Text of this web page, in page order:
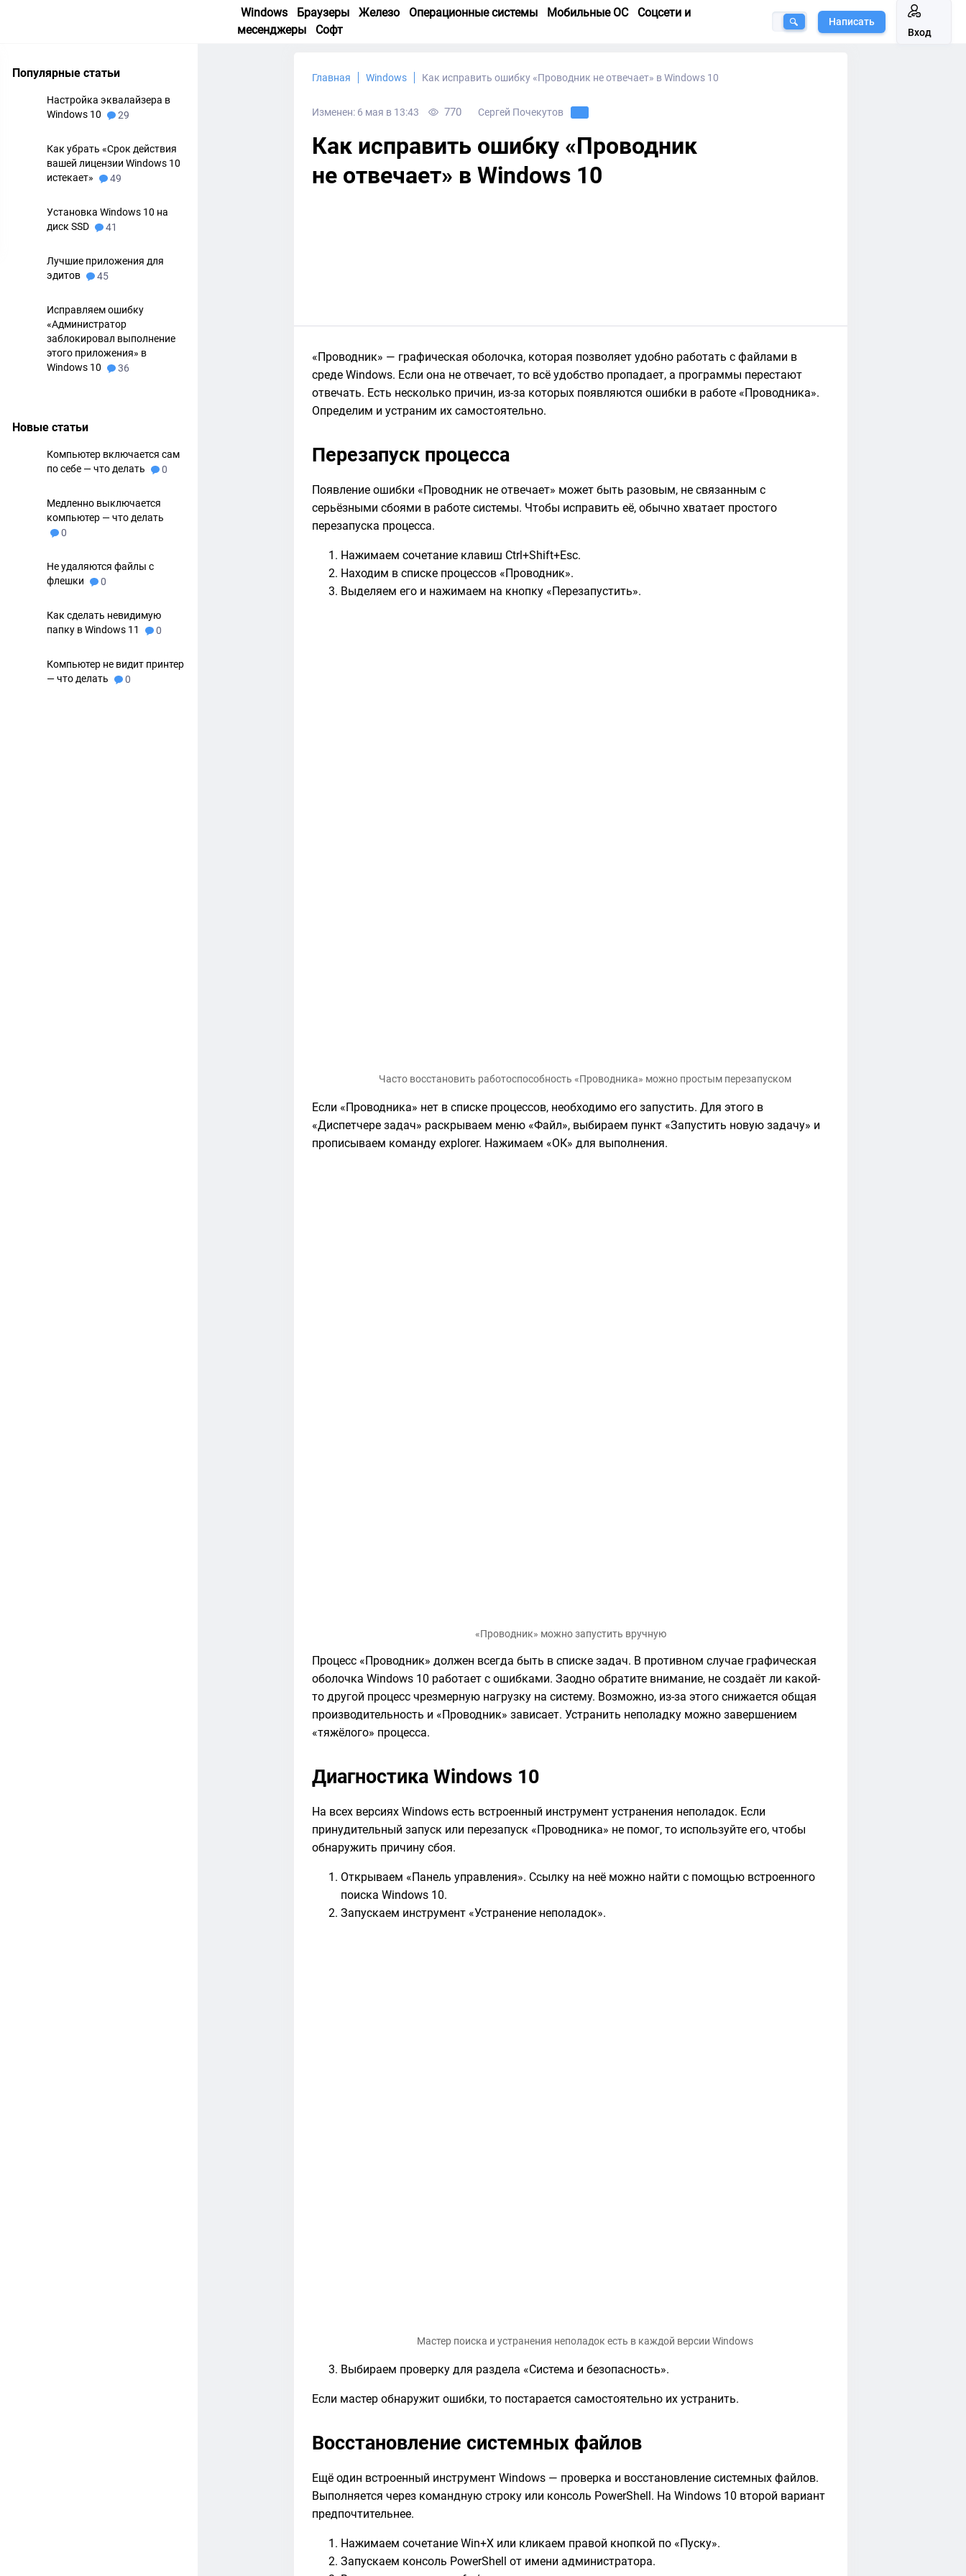
Windows Браузеры Железо Операционные системы Мобильные ОС
Соцсети и
месенджеры
Софт
Написать
Вход
Популярные статьи
Настройка эквалайзера в
Windows 10
29
Как убрать «Срок действия
вашей лицензии Windows 10
истекает»
49
Установка Windows 10 на
диск SSD
41
Лучшие приложения для
эдитов
45
Исправляем ошибку
«Администратор
заблокировал выполнение
этого приложения» в
Windows 10
36
Новые статьи
Компьютер включается сам
по себе — что делать
0
Медленно выключается
компьютер — что делать
0
Не удаляются файлы с
флешки
0
Как сделать невидимую
папку в Windows 11
0
Компьютер не видит принтер
— что делать
0
Главная Windows Как исправить ошибку «Проводник не отвечает» в Windows 10
Изменен: 6 мая в 13:43 770 Сергей Почекутов
Как исправить ошибку «Проводник
не отвечает» в Windows 10
«Проводник» — графическая оболочка, которая позволяет удобно работать с файлами в
среде Windows. Если она не отвечает, то всё удобство пропадает, а программы перестают
отвечать. Есть несколько причин, из-за которых появляются ошибки в работе «Проводника».
Определим и устраним их самостоятельно.
Перезапуск процесса
Появление ошибки «Проводник не отвечает» может быть разовым, не связанным с
серьёзными сбоями в работе системы. Чтобы исправить её, обычно хватает простого
перезапуска процесса.
Нажимаем сочетание клавиш Ctrl+Shift+Esc.
Находим в списке процессов «Проводник».
Выделяем его и нажимаем на кнопку «Перезапустить».
Часто восстановить работоспособность «Проводника» можно простым перезапуском
Если «Проводника» нет в списке процессов, необходимо его запустить. Для этого в
«Диспетчере задач» раскрываем меню «Файл», выбираем пункт «Запустить новую задачу» и
прописываем команду explorer. Нажимаем «ОК» для выполнения.
«Проводник» можно запустить вручную
Процесс «Проводник» должен всегда быть в списке задач. В противном случае графическая
оболочка Windows 10 работает с ошибками. Заодно обратите внимание, не создаёт ли какой-
то другой процесс чрезмерную нагрузку на систему. Возможно, из-за этого снижается общая
производительность и «Проводник» зависает. Устранить неполадку можно завершением
«тяжёлого» процесса.
Диагностика Windows 10
На всех версиях Windows есть встроенный инструмент устранения неполадок. Если
принудительный запуск или перезапуск «Проводника» не помог, то используйте его, чтобы
обнаружить причину сбоя.
Открываем «Панель управления». Ссылку на неё можно найти с помощью встроенного
поиска Windows 10.
Запускаем инструмент «Устранение неполадок».
Мастер поиска и устранения неполадок есть в каждой версии Windows
Выбираем проверку для раздела «Система и безопасность».
Если мастер обнаружит ошибки, то постарается самостоятельно их устранить.
Восстановление системных файлов
Ещё один встроенный инструмент Windows — проверка и восстановление системных файлов.
Выполняется через командную строку или консоль PowerShell. На Windows 10 второй вариант
предпочтительнее.
Нажимаем сочетание Win+X или кликаем правой кнопкой по «Пуску».
Запускаем консоль PowerShell от имени администратора.